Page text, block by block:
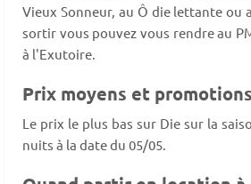
Vieux Sonneur, au Ô die lettante ou
sortir vous pouvez vous rendre au
à l'Exutoire.
Prix moyens et
Le prix le plus bas sur Die sur la
nuits à la date du 05/05.